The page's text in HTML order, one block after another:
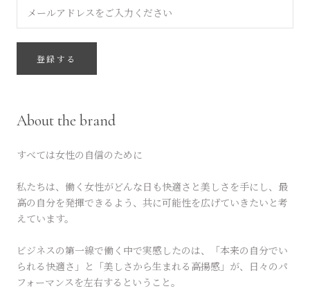
登録する
About the brand
すべては女性の自信のために
私たちは、働く女性がどんな日も快適さと美しさを手にし、最
高の自分を発揮できるよう、共に可能性を広げていきたいと考
えています。
ビジネスの第一線で働く中で実感したのは、「本来の自分でい
られる快適さ」と「美しさから生まれる高揚感」が、日々のパ
フォーマンスを左右するということ。